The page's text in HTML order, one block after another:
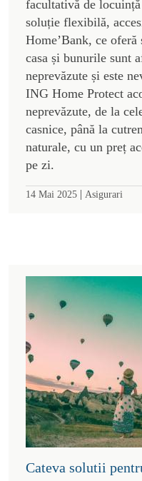
facultativă de
soluție flexibilă,
Home’Bank, ce
casa și bunurile sunt
neprevăzute și este
ING Home Protect
neprevăzute, de la
casnice, până la
naturale, cu un preț
pe zi.
14 Mai 2025 | Asigurari
Cateva solutii